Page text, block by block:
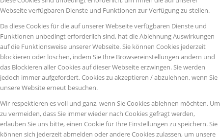
Webseite verfügbaren Dienste und Funktionen zur Verfügung zu stellen.
Da diese Cookies für die auf unserer Webseite verfügbaren Dienste und
Funktionen unbedingt erforderlich sind, hat die Ablehnung Auswirkungen
auf die Funktionsweise unserer Webseite. Sie können Cookies jederzeit
blockieren oder löschen, indem Sie Ihre Browsereinstellungen ändern und
das Blockieren aller Cookies auf dieser Webseite erzwingen. Sie werden
jedoch immer aufgefordert, Cookies zu akzeptieren / abzulehnen, wenn Sie
unsere Website erneut besuchen.
Wir respektieren es voll und ganz, wenn Sie Cookies ablehnen möchten. Um
zu vermeiden, dass Sie immer wieder nach Cookies gefragt werden,
erlauben Sie uns bitte, einen Cookie für Ihre Einstellungen zu speichern. Sie
können sich jederzeit abmelden oder andere Cookies zulassen, um unsere